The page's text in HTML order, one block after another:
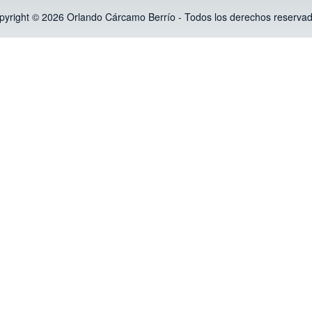
© 2026 Orlando Cárcamo Berrío - Todos los derechos